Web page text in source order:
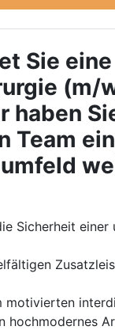
Sie
(m/
haben
Team
Sicherheit
motivierten
hochmodernes